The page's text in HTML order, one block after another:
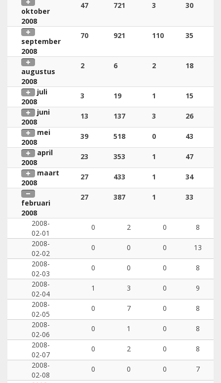
oktober
2008
47 721 3 30
september
2008
70 921 110 35
augustus
2008
2 6 2 18
juli
2008
3 19 1
15
juni
2008
13 137 3
26
mei
2008
39 518 0
43
april
2008
23 353 1
47
maart
2008
27 433 1 34
februari
2008
27 387 1 33
2008-
02-01
0 2 0
8
2008-
02-02
0 0 0
13
2008-
02-03
0 0 0
8
2008-
02-04
1 3 0
9
2008-
02-05
0 7 0
8
2008-
02-06
0 1 0
8
2008-
02-07
0 2 0
8
2008-
02-08
0 0 0
7